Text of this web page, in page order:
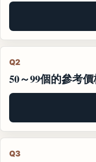
Q2
50～99個的參考
Q3